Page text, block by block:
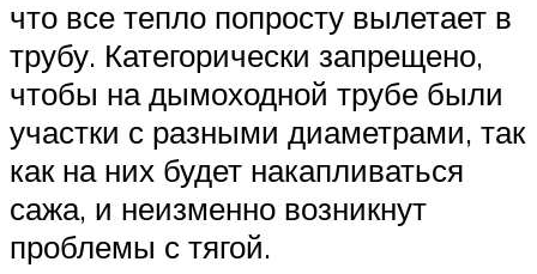
что все тепло попросту вылетает в
трубу. Категорически запрещено,
чтобы на дымоходной трубе были
участки с разными диаметрами, так
как на них будет накапливаться
сажа, и неизменно возникнут
проблемы с тягой.